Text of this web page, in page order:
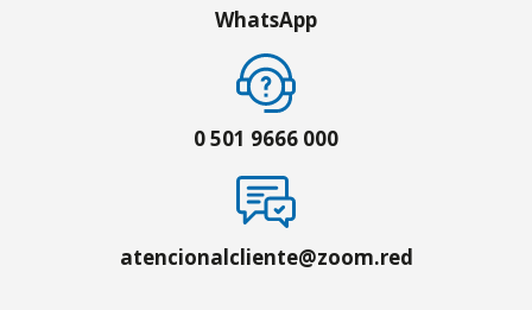
WhatsApp
0 501 9666 000
atencionalcliente@zoom.red